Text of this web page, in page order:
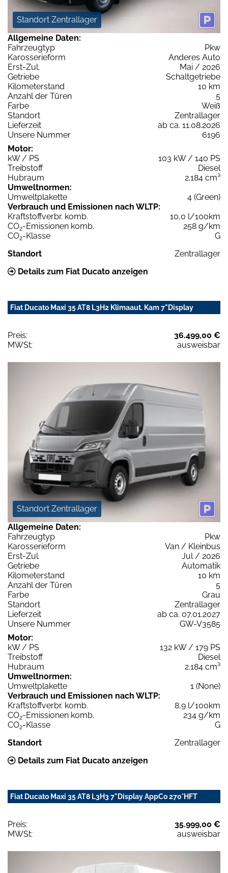
Standort Zentrallager
Allgemeine Daten:
Fahrzeugtyp
Pkw
Karosserieform
Anderes Auto
Erst-Zul.
Mai / 2026
Getriebe
Schaltgetriebe
Kilometerstand
10 km
Anzahl der Türen
5
Farbe
Weiß
Standort
Zentrallager
Lieferzeit
ab ca. 11.08.2026
Unsere Nummer
6196
Motor:
kW / PS
103 kW / 140 PS
Treibstoff
Diesel
Hubraum
2.184 cm³
Umweltnormen:
Umweltplakette
4 (Green)
Verbrauch und Emissionen nach WLTP:
Kraftstoffverbr. komb.
10,0 l/100km
CO2-Emissionen komb.
258 g/km
CO2-Klasse
G
Standort
Zentrallager
Details zum Fiat Ducato anzeigen
Fiat Ducato Maxi 35 AT8 L3H2 Klimaaut. Kam 7"Display
Preis:
36.499,00 €
MWSt:
ausweisbar
Standort Zentrallager
Allgemeine Daten:
Fahrzeugtyp
Pkw
Karosserieform
Van / Kleinbus
Erst-Zul.
Jul / 2026
Getriebe
Automatik
Kilometerstand
10 km
Anzahl der Türen
5
Farbe
Grau
Standort
Zentrallager
Lieferzeit
ab ca. 07.01.2027
Unsere Nummer
GW-V3585
Motor:
kW / PS
132 kW / 179 PS
Treibstoff
Diesel
Hubraum
2.184 cm³
Umweltnormen:
Umweltplakette
1 (None)
Verbrauch und Emissionen nach WLTP:
Kraftstoffverbr. komb.
8,9 l/100km
CO2-Emissionen komb.
234 g/km
CO2-Klasse
G
Standort
Zentrallager
Details zum Fiat Ducato anzeigen
Fiat Ducato Maxi 35 AT8 L3H3 7"Display AppCo 270°HFT
Preis:
35.999,00 €
MWSt:
ausweisbar